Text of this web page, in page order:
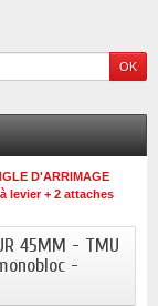
D'ARRIMAGE
levier + 2 attaches
45MM - TMU
-